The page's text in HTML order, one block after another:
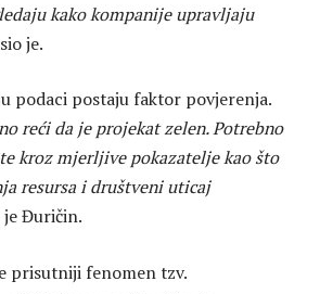
kako kompanije upravljaju
je.
podaci postaju faktor povjerenja.
reći da je projekat zelen. Potrebno
kroz mjerljive pokazatelje kao što
resursa i društveni uticaj
Đuričin.
prisutniji fenomen tzv.